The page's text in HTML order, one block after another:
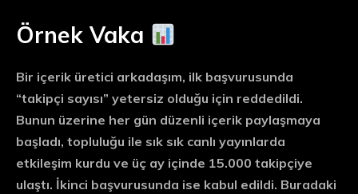
Örnek Vaka
Bir içerik üretici arkadaşım, ilk başvurusunda
“takipçi sayısı” yetersiz olduğu için reddedildi.
Bunun üzerine her gün düzenli içerik paylaşmaya
başladı, topluluğu ile sık sık canlı yayınlarda
etkileşim kurdu ve üç ay içinde 15.000 takipçiye
ulaştı. İkinci başvurusunda ise kabul edildi. Buradaki